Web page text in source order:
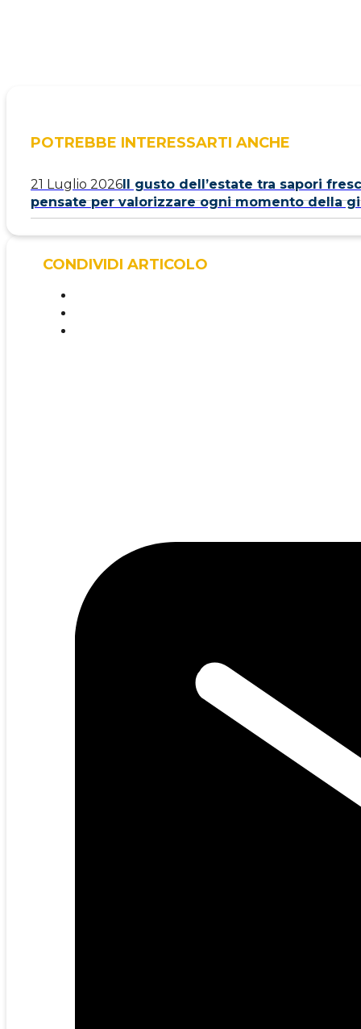
POTREBBE INTERESSARTI ANCHE
21 Luglio 2026Il gusto dell’estate tra sapori
pensate per valorizzare ogni momento della
CONDIVIDI ARTICOLO